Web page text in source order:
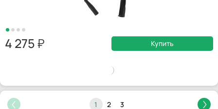
4 275 Купить
1 2 3